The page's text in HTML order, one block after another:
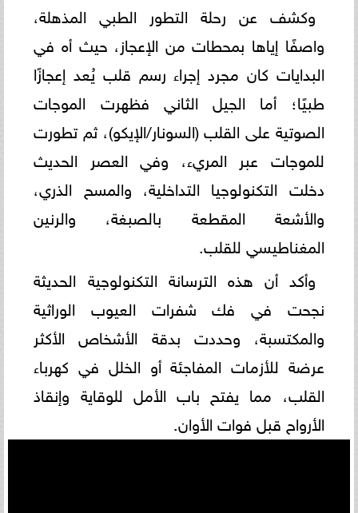
وكشف عن رحلة التطور الطبي المذهلة،
واصفًا إياها بمحطات من الإعجاز، حيث أه في
البدايات كان مجرد إجراء رسم قلب يُعد إعجازًا
طبيًا؛ أما الجيل الثاني فظهرت الموجات
الصوتية على القلب (السونار/الإيكو)، ثم تطورت
للموجات عبر المريء، وفي العصر الحديث
دخلت التكنولوجيا التداخلية، والمسح الذري،
والأشعة المقطعة بالصبغة، والرنين
المغناطيسي للقلب.
وأكد أن هذه الترسانة التكنولوجية الحديثة
نجحت في فك شفرات العيوب الوراثية
والمكتسبة، وحددت بدقة الأشخاص الأكثر
عرضة للأزمات المفاجئة أو الخلل في كهرباء
القلب، مما يفتح باب الأمل للوقاية وإنقاذ
الأرواح قبل فوات الأوان.